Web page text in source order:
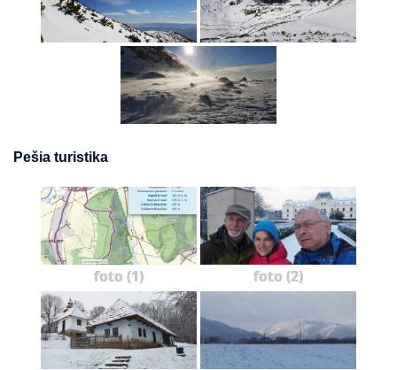
Pešia turistika
foto (1) foto (2)